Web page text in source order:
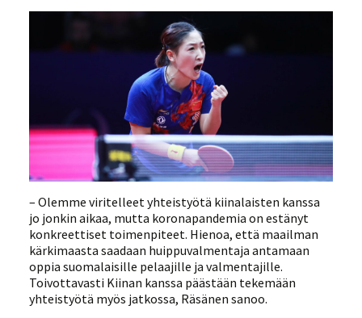
– Olemme viritelleet yhteistyötä kiinalaisten kanssa
jo jonkin aikaa, mutta koronapandemia on estänyt
konkreettiset toimenpiteet. Hienoa, että maailman
kärkimaasta saadaan huippuvalmentaja antamaan
oppia suomalaisille pelaajille ja valmentajille.
Toivottavasti Kiinan kanssa päästään tekemään
yhteistyötä myös jatkossa, Räsänen sanoo.